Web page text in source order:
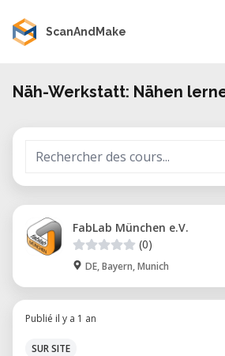
ScanAndMake
Näh-Werkstatt: Nähen
FabLab München e.V.
(0)
DE, Bayern, Munich
Publié il y a 1 an
SUR SITE